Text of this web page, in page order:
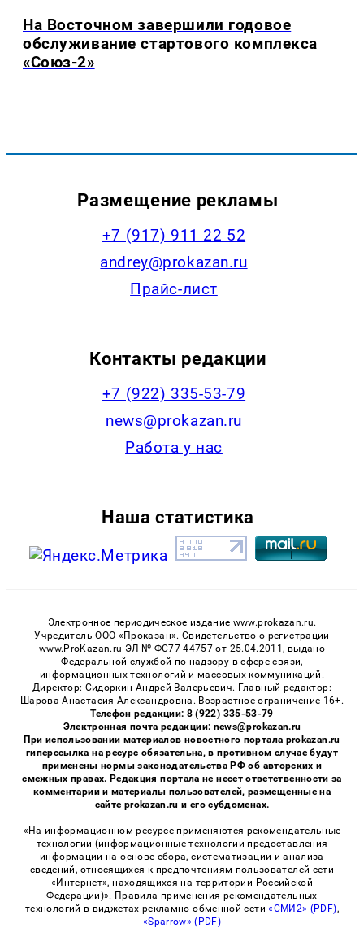
На Восточном завершили годовое
обслуживание стартового комплекса
«Союз-2»
Размещение рекламы
+7 (917) 911 22 52
andrey@prokazan.ru
Прайс-лист
Контакты редакции
+7 (922) 335-53-79
news@prokazan.ru
Работа у нас
Наша статистика
Электронное периодическое издание www.prokazan.ru.
Учредитель ООО «Проказан». Cвидетельство о регистрации
www.ProKazan.ru ЭЛ № ФС77-44757 от 25.04.2011, выдано
Федеральной службой по надзору в сфере связи,
информационных технологий и массовых коммуникаций.
Директор: Сидоркин Андрей Валерьевич. Главный редактор:
Шарова Анастасия Александровна. Возрастное ограничение 16+.
Телефон редакции: 8 (922) 335-53-79
Электронная почта редакции: news@prokazan.ru
При использовании материалов новостного портала prokazan.ru
гиперссылка на ресурс обязательна, в противном случае будут
применены нормы законодательства РФ об авторских и
смежных правах. Редакция портала не несет ответственности за
комментарии и материалы пользователей, размещенные на
сайте prokazan.ru и его субдоменах.
«На информационном ресурсе применяются рекомендательные
технологии (информационные технологии предоставления
информации на основе сбора, систематизации и анализа
сведений, относящихся к предпочтениям пользователей сети
«Интернет», находящихся на территории Российской
Федерации)». Правила применения рекомендательных
технологий в виджетах рекламно-обменной сети«СМИ2» (PDF),
«Sparrow» (PDF)